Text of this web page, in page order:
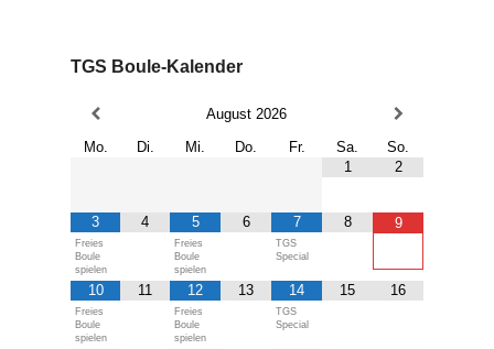
TGS Boule-Kalender
August 2026
Mo.
Di. Mi. Do. Fr. Sa.
So.
1
2
3
Freies
Boule
spielen
4 5
Freies
Boule
spielen
6 7
TGS
Special
8 9
10
Freies
Boule
spielen
11 12
Freies
Boule
spielen
13 14
TGS
Special
15 16